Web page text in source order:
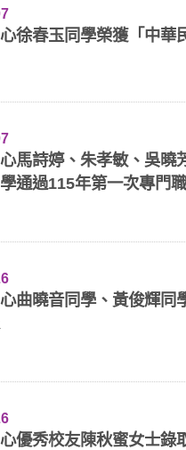
徐春玉同學榮獲「中華
馬詩婷、朱孝敏、吳曉
通過115年第一次專門
曲曉音同學、黃俊輝同
優秀校友陳秋蜜女士錄